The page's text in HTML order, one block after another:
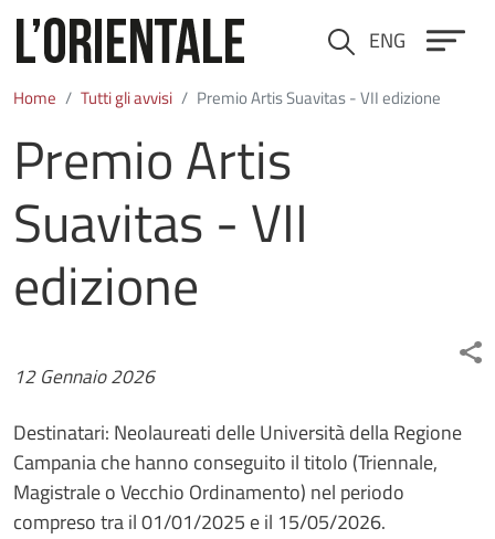
Cerca ENG
Home Tutti gli avvisi Premio Artis Suavitas - VII edizione
Premio Artis
Suavitas - VII
edizione
12 Gennaio 2026
Destinatari: Neolaureati delle Università della Regione
Campania che hanno conseguito il titolo (Triennale,
Magistrale o Vecchio Ordinamento) nel periodo
compreso tra il 01/01/2025 e il 15/05/2026.